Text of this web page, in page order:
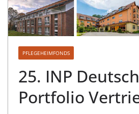
PFLEGEHEIMFONDS
25. INP
Portfolio